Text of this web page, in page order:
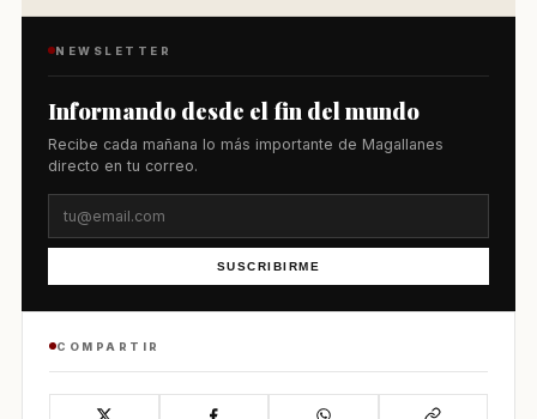
NEWSLETTER
Informando desde el fin del mundo
Recibe cada mañana lo más importante de Magallanes
directo en tu correo.
SUSCRIBIRME
COMPARTIR